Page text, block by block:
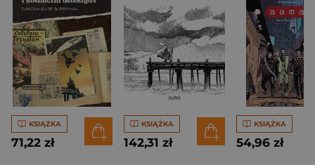
KSIĄŻKA
71,22 zł
KSIĄŻKA
142,31 zł
KSIĄŻKA
54,96 zł